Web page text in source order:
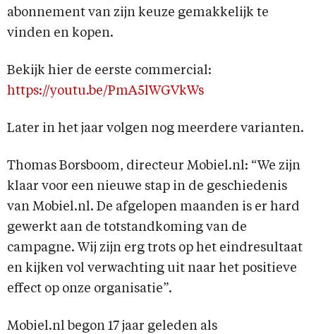
abonnement van zijn keuze gemakkelijk te
vinden en kopen.
Bekijk hier de eerste commercial:
https://youtu.be/PmA5lWGVkWs
Later in het jaar volgen nog meerdere varianten.
Thomas Borsboom, directeur Mobiel.nl: “We zijn
klaar voor een nieuwe stap in de geschiedenis
van Mobiel.nl. De afgelopen maanden is er hard
gewerkt aan de totstandkoming van de
campagne. Wij zijn erg trots op het eindresultaat
en kijken vol verwachting uit naar het positieve
effect op onze organisatie”.
Mobiel.nl begon 17 jaar geleden als